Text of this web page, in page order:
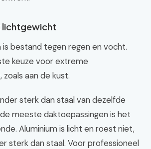
lichtgewicht
bestand tegen regen en vocht.
keuze voor extreme
aan de kust.
sterk dan staal van dezelfde
meeste daktoepassingen is het
Aluminium is licht en roest niet,
sterk dan staal. Voor professioneel